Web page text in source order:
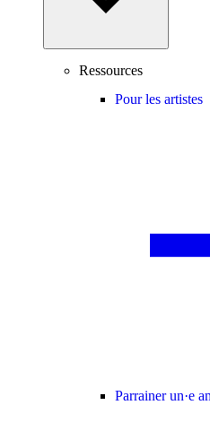
Ressources
Pour les artistes
Parrainer un·e